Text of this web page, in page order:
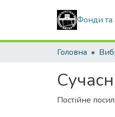
Фонди та
Головна
Постійне